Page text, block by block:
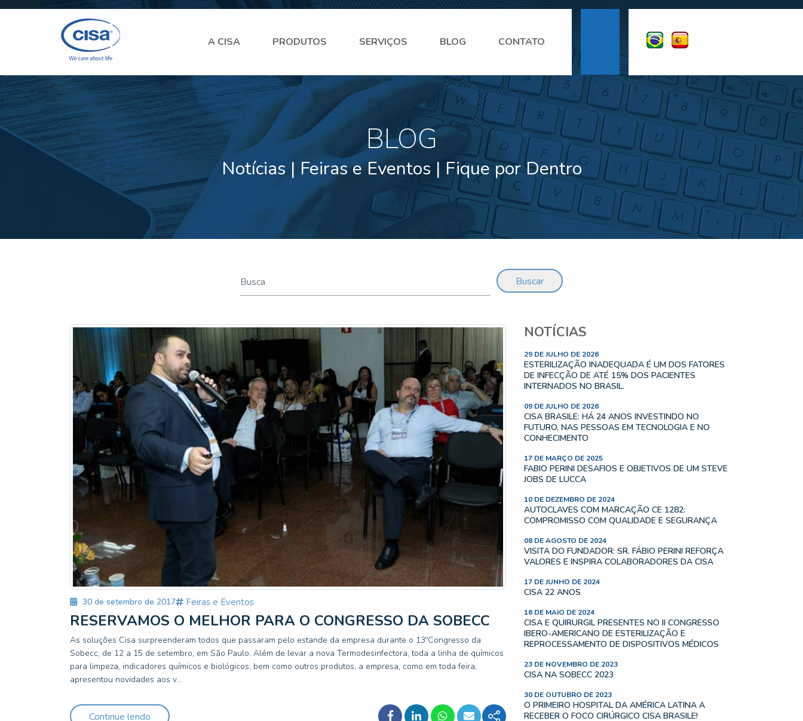
A CISA PRODUTOS SERVIÇOS BLOG CONTATO
BLOG
Notícias | Feiras e Eventos | Fique por Dentro
Buscar
30 de setembro de 2017 Feiras e Eventos
RESERVAMOS O MELHOR PARA O CONGRESSO DA SOBECC
As soluções Cisa surpreenderam todos que passaram pelo estande da empresa durante o 13ºCongresso da
Sobecc, de 12 a 15 de setembro, em São Paulo. Além de levar a nova Termodesinfectora, toda a linha de químicos
para limpeza, indicadores químicos e biológicos, bem como outros produtos, a empresa, como em toda feira,
apresentou novidades aos v...
Continue lendo
NOTÍCIAS
29 DE JULHO DE 2026
ESTERILIZAÇÃO INADEQUADA É UM DOS FATORES
DE INFECÇÃO DE ATÉ 15% DOS PACIENTES
INTERNADOS NO BRASIL.
09 DE JULHO DE 2026
CISA BRASILE: HÁ 24 ANOS INVESTINDO NO
FUTURO, NAS PESSOAS EM TECNOLOGIA E NO
CONHECIMENTO
17 DE MARÇO DE 2025
FABIO PERINI DESAFIOS E OBJETIVOS DE UM STEVE
JOBS DE LUCCA
10 DE DEZEMBRO DE 2024
AUTOCLAVES COM MARCAÇÃO CE 1282:
COMPROMISSO COM QUALIDADE E SEGURANÇA
08 DE AGOSTO DE 2024
VISITA DO FUNDADOR: SR. FÁBIO PERINI REFORÇA
VALORES E INSPIRA COLABORADORES DA CISA
17 DE JUNHO DE 2024
CISA 22 ANOS
16 DE MAIO DE 2024
CISA E QUIRURGIL PRESENTES NO II CONGRESSO
IBERO-AMERICANO DE ESTERILIZAÇÃO E
REPROCESSAMENTO DE DISPOSITIVOS MÉDICOS
23 DE NOVEMBRO DE 2023
CISA NA SOBECC 2023
30 DE OUTUBRO DE 2023
O PRIMEIRO HOSPITAL DA AMÉRICA LATINA A
RECEBER O FOCO CIRÚRGICO CISA BRASILE!